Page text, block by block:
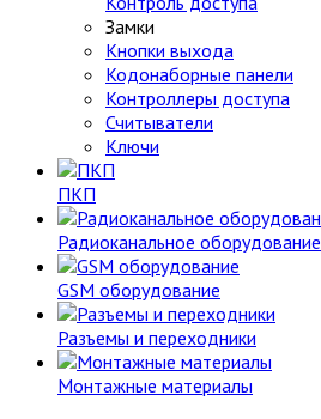
Замки
Кнопки выхода
Кодонаборные панели
Контроллеры доступа
Считыватели
Ключи
ПКП
Радиоканальное оборудование
GSM оборудование
Разъемы и переходники
Монтажные материалы